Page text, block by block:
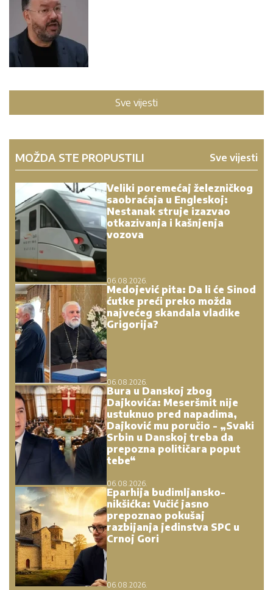
Sve vijesti
MOŽDA STE PROPUSTILI Sve vijesti
Veliki poremećaj železničkog
saobraćaja u Engleskoj:
Nestanak struje izazvao
otkazivanja i kašnjenja
vozova
06.08.2026.
Medojević pita: Da li će Sinod
ćutke preći preko možda
najvećeg skandala vladike
Grigorija?
06.08.2026.
Bura u Danskoj zbog
Dajkovića: Meseršmit nije
ustuknuo pred napadima,
Dajković mu poručio - „Svaki
Srbin u Danskoj treba da
prepozna političara poput
tebe“
06.08.2026.
Eparhija budimljansko-
nikšićka: Vučić jasno
prepoznao pokušaj
razbijanja jedinstva SPC u
Crnoj Gori
06.08.2026.